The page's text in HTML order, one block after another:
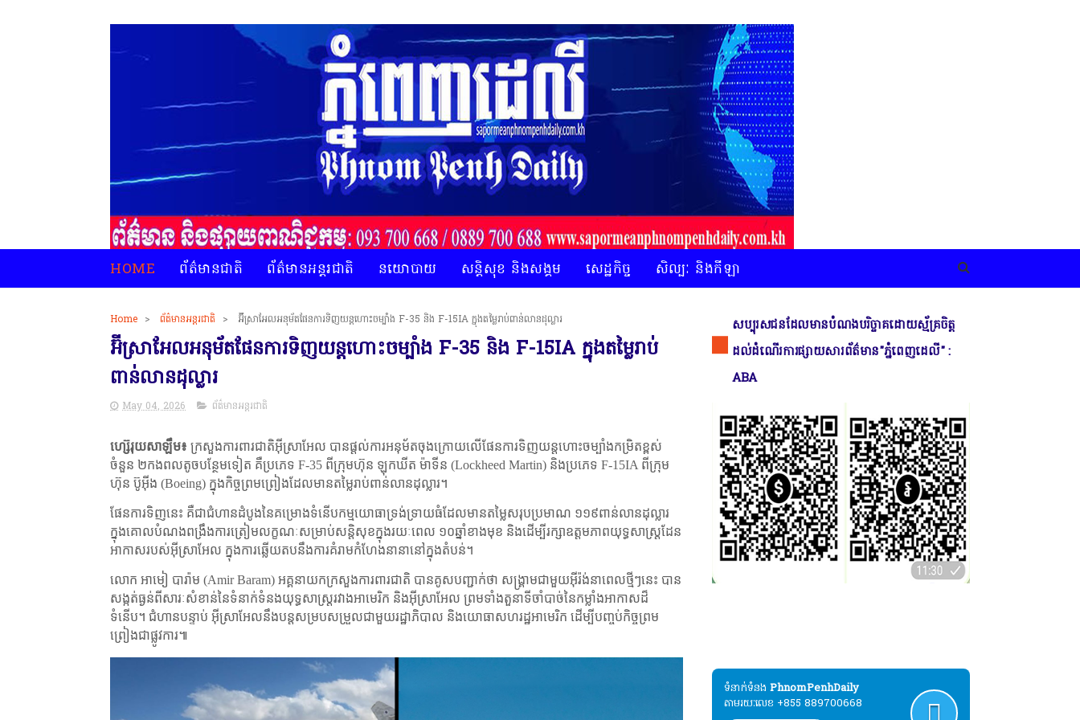
HOME ព័ត៌មានជាតិ ព័ត៌មានអន្តរជាតិ នយោបាយ សន្តិសុខ និងសង្គម សេដ្ឋកិច្ច សិល្បៈ និងកីឡា
Home > ព័ត៌មានអន្តរជាតិ > អ៊ីស្រាអែលអនុម័តផែនការទិញយន្តហោះចម្បាំង F-35 និង F-15IA ក្នុងតម្លៃរាប់ពាន់លានដុល្លារ
អ៊ីស្រាអែលអនុម័តផែនការទិញយន្តហោះចម្បាំង F-35 និង F-15IA ក្នុងតម្លៃរាប់
ពាន់លានដុល្លារ
May 04, 2026 ព័ត៌មានអន្តរជាតិ
ហ្ស៊េរុយសាឡឹម៖ ក្រសួងការពារជាតិអ៊ីស្រាអែល បានផ្ដល់ការអនុម័តចុងក្រោយលើផែនការទិញយន្តហោះចម្បាំងកម្រិតខ្ពស់
ចំនួន ២កងពលតូចបន្ថែមទៀត គឺប្រភេទ F-35 ពីក្រុមហ៊ុន ឡុកឃីត ម៉ាទីន (Lockheed Martin) និងប្រភេទ F-15IA ពីក្រុម
ហ៊ុន ប៊ូអ៊ីង (Boeing) ក្នុងកិច្ចព្រមព្រៀងដែលមានតម្លៃរាប់ពាន់លានដុល្លារ។
ផែនការទិញនេះ គឺជាជំហានដំបូងនៃគម្រោងទំនើបកម្មយោធាទ្រង់ទ្រាយធំដែលមានតម្លៃសរុបប្រមាណ ១១៩ពាន់លានដុល្លារ
ក្នុងគោលបំណងពង្រឹងការត្រៀមលក្ខណៈសម្រាប់សន្តិសុខក្នុងរយៈពេល ១០ឆ្នាំខាងមុខ និងដើម្បីរក្សាឧត្តមភាពយុទ្ធសាស្ត្រដែន
អាកាសរបស់អ៊ីស្រាអែល ក្នុងការឆ្លើយតបនឹងការគំរាមកំហែងនានានៅក្នុងតំបន់។
លោក អាមៀ បារ៉ាម (Amir Baram) អគ្គនាយកក្រសួងការពារជាតិ បានគូសបញ្ជាក់ថា សង្គ្រាមជាមួយអ៊ីរ៉ង់នាពេលថ្មីៗនេះ បាន
សង្កត់ធ្ងន់ពីសារៈសំខាន់នៃទំនាក់ទំនងយុទ្ធសាស្ត្ររវាងអាមេរិក និងអ៊ីស្រាអែល ព្រមទាំងតួនាទីចាំបាច់នៃកម្លាំងអាកាសដ៏
ទំនើប។ ជំហានបន្ទាប់ អ៊ីស្រាអែលនឹងបន្តសម្របសម្រួលជាមួយរដ្ឋាភិបាល និងយោធាសហរដ្ឋអាមេរិក ដើម្បីបញ្ចប់កិច្ចព្រម
ព្រៀងជាផ្លូវការ៕
សប្បុរសជនដែលមានបំណងបរិច្ចាគដោយស្ម័គ្រចិត្ត
ដល់ដំណើរការផ្សាយសារព័ត៌មាន"ភ្នំពេញដេលី" :
ABA
ទំនាក់ទំនង​​ PhnomPenhDaily
តាមរយៈលេខ +855 889700668